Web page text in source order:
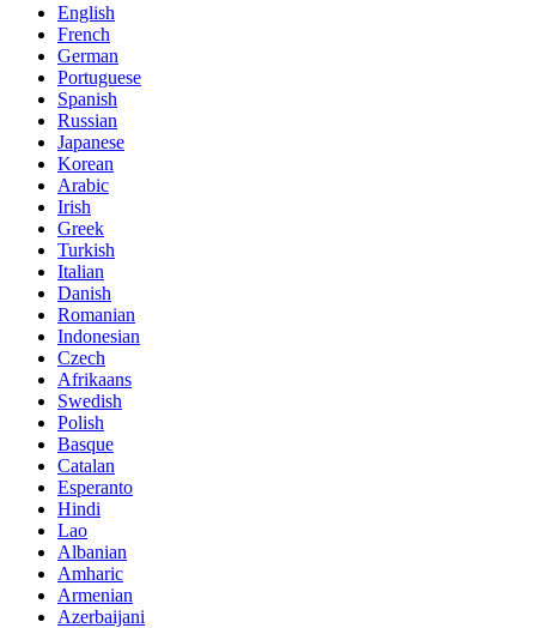
English
French
German
Portuguese
Spanish
Russian
Japanese
Korean
Arabic
Irish
Greek
Turkish
Italian
Danish
Romanian
Indonesian
Czech
Afrikaans
Swedish
Polish
Basque
Catalan
Esperanto
Hindi
Lao
Albanian
Amharic
Armenian
Azerbaijani